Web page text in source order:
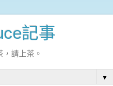
記事
請上茶。
▼